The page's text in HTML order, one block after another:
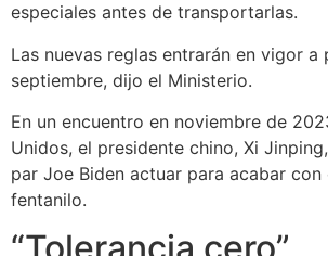
especiales antes de transportarlas.
Las nuevas reglas entrarán en vigor a
septiembre, dijo el Ministerio.
En un encuentro en noviembre de
Unidos, el presidente chino, Xi
par Joe Biden actuar para acabar
fentanilo.